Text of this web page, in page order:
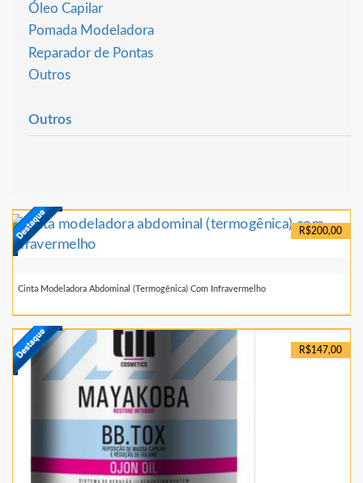
Óleo Capilar
Pomada Modeladora
Reparador de Pontas
Outros
Outros
R$200,00
Cinta Modeladora Abdominal (termogênica) Com Infravermelho
R$147,00